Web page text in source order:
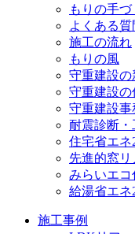
もりの手
よくある質
施工の流れ
もりの風
守重建設の
守重建設
守重建設
耐震診断・
住宅省エネ
先進的窓リ
みらいエコ
給湯省エネ
施工事例